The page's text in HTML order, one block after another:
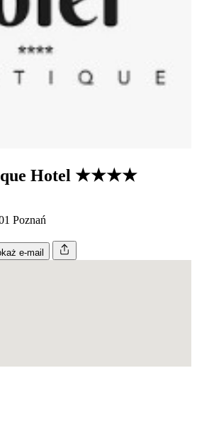
Hotel ★★★★
Poznań
e-mail